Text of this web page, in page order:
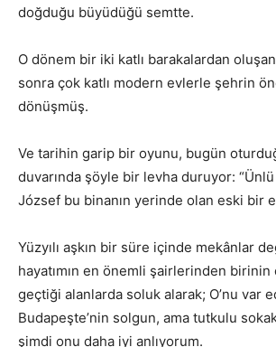
doğduğu büyüdüğü semtte.
O dönem bir iki katlı barakalardan
sonra çok katlı modern evlerle şehrin
dönüşmüş.
Ve tarihin garip bir oyunu, bugün
duvarında şöyle bir levha duruyor:
József bu binanın yerinde olan eski bir
Yüzyılı aşkın bir süre içinde mekânlar
hayatımın en önemli şairlerinden
geçtiği alanlarda soluk alarak; O’nu var
Budapeşte’nin solgun, ama tutkulu
şimdi onu daha iyi anlıyorum.